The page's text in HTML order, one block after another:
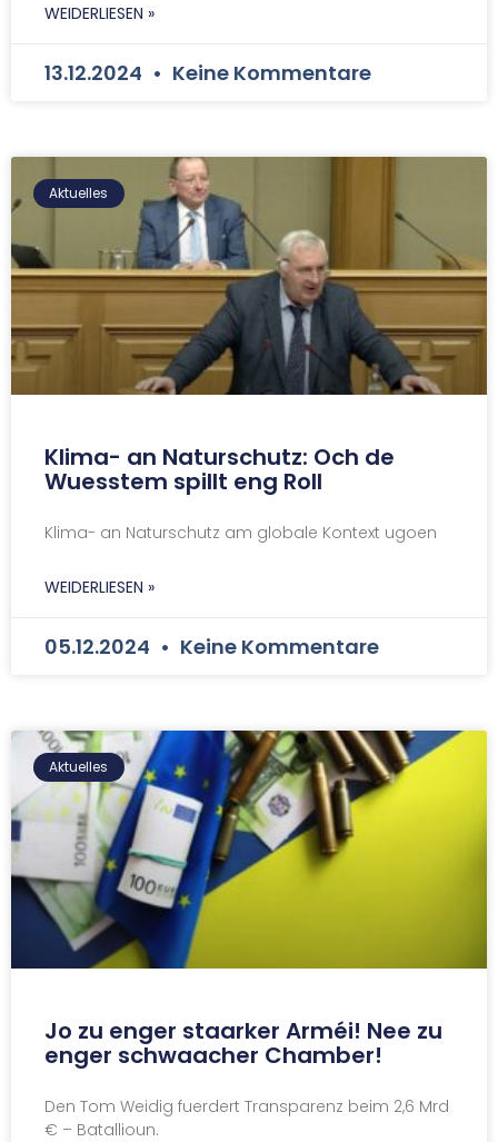
WEIDERLIESEN »
13.12.2024 Keine Kommentare
Aktuelles
Klima- an Naturschutz: Och de
Wuesstem spillt eng Roll
Klima- an Naturschutz am globale Kontext ugoen
WEIDERLIESEN »
05.12.2024 Keine Kommentare
Aktuelles
Jo zu enger staarker Arméi! Nee zu
enger schwaacher Chamber!
Den Tom Weidig fuerdert Transparenz beim 2,6 Mrd
€ – Batallioun.